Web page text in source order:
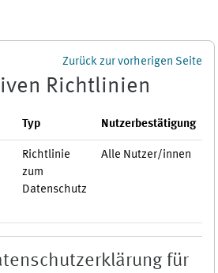
Zurück zur vorherigen Seite
Richtlinien
Typ Nutzerbestätigung
Richtlinie
zum
Datenschutz
Alle Nutzer/innen
für